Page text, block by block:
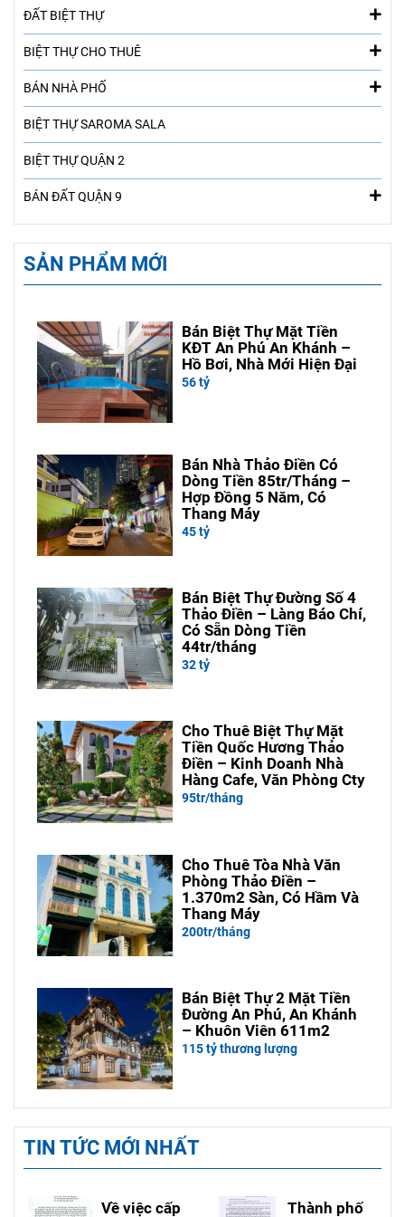
ĐẤT BIỆT THỰ
BIỆT THỰ CHO THUÊ
BÁN NHÀ PHỐ
BIỆT THỰ SAROMA SALA
BIỆT THỰ QUẬN 2
BÁN ĐẤT QUẬN 9
SẢN PHẨM MỚI
Bán Biệt Thự Mặt Tiền
KĐT An Phú An Khánh –
Hồ Bơi, Nhà Mới Hiện Đại
56 tỷ
Bán Nhà Thảo Điền Có
Dòng Tiền 85tr/Tháng –
Hợp Đồng 5 Năm, Có
Thang Máy
45 tỷ
Bán Biệt Thự Đường Số 4
Thảo Điền – Làng Báo Chí,
Có Sẵn Dòng Tiền
44tr/tháng
32 tỷ
Cho Thuê Biệt Thự Mặt
Tiền Quốc Hương Thảo
Điền – Kinh Doanh Nhà
Hàng Cafe, Văn Phòng Cty
95tr/tháng
Cho Thuê Tòa Nhà Văn
Phòng Thảo Điền –
1.370m2 Sàn, Có Hầm Và
Thang Máy
200tr/tháng
Bán Biệt Thự 2 Mặt Tiền
Đường An Phú, An Khánh
– Khuôn Viên 611m2
115 tỷ thương lượng
TIN TỨC MỚI NHẤT
Về việc cấp
Thành phố